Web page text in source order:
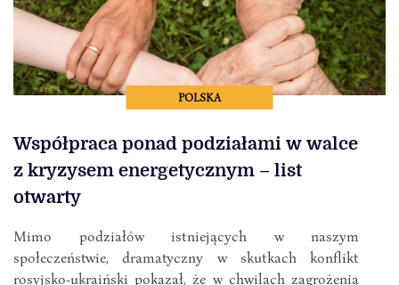
POLSKA
Współpraca ponad podziałami w walce
z kryzysem energetycznym – list
otwarty
Mimo podziałów istniejących w naszym
społeczeństwie, dramatyczny w skutkach konflikt
rosyjsko-ukraiński pokazał, że w chwilach zagrożenia